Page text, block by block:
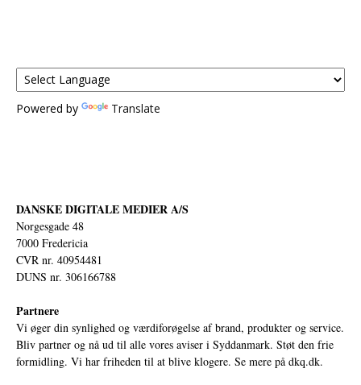
Powered by Translate
DANSKE DIGITALE MEDIER A/S
Norgesgade 48
7000 Fredericia
CVR nr. 40954481
DUNS nr. 306166788
Partnere
Vi øger din synlighed og værdiforøgelse af brand, produkter og service.
Bliv partner og nå ud til alle vores aviser i Syddanmark. Støt den frie
formidling. Vi har friheden til at blive klogere. Se mere på dkq.dk.